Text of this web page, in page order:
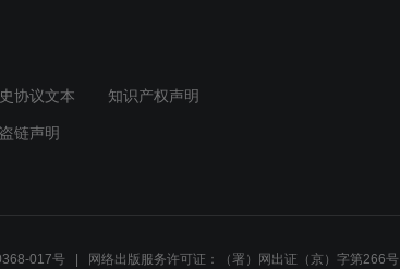
协议文本 知识产权声明
链声明
017号 网络出版服务许可证：（署）网出证（京）字第266号